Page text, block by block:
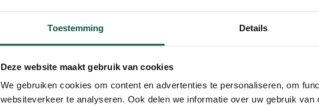
Toestemming Details
Deze website maakt gebruik van cookies
We gebruiken cookies om content en advertenties te personaliseren, om
websiteverkeer te analyseren. Ook delen we informatie over uw gebruik